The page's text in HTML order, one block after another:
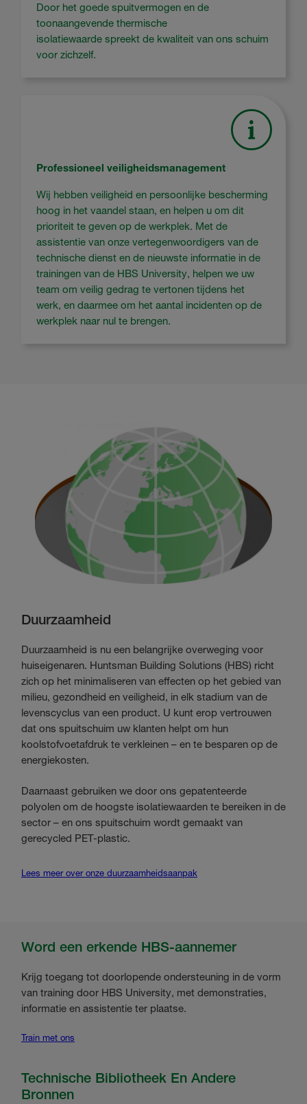
Door het goede spuitvermogen en de
toonaangevende thermische
isolatiewaardespreekt de kwaliteit van ons schuim
voor zichzelf.
Professioneel veiligheidsmanagement
Wij hebben veiligheid en persoonlijke bescherming
hoog in het vaandel staan, en helpen u om dit
prioriteit te geven op de werkplek. Met de
assistentie van onze vertegenwoordigers van de
technische dienst en de nieuwste informatie in de
trainingen van de HBS University, helpen we uw
team om veilig gedrag te vertonen tijdens het
werk, en daarmee om het aantal incidenten op de
werkplek naar nul te brengen.
Duurzaamheid
Duurzaamheid is nu een belangrijke overweging voor
huiseigenaren. Huntsman Building Solutions (HBS) richt
zich op het minimaliseren van effecten op het gebied van
milieu, gezondheid en veiligheid, in elk stadium van de
levenscyclus van een product. U kunt erop vertrouwen
dat ons spuitschuim uw klanten helpt om hun
koolstofvoetafdruk te verkleinen – en te besparen op de
energiekosten.
Daarnaast gebruiken we door ons gepatenteerde
polyolen om de hoogste isolatiewaarden te bereiken in de
sector – en ons spuitschuim wordt gemaakt van
gerecycled PET-plastic.
Lees meer over onze duurzaamheidsaanpak
Word een erkende HBS-aannemer
Krijg toegang tot doorlopende ondersteuning in de vorm
van training door HBS University, met demonstraties,
informatie en assistentie ter plaatse.
Train met ons
Technische Bibliotheek En Andere
Bronnen